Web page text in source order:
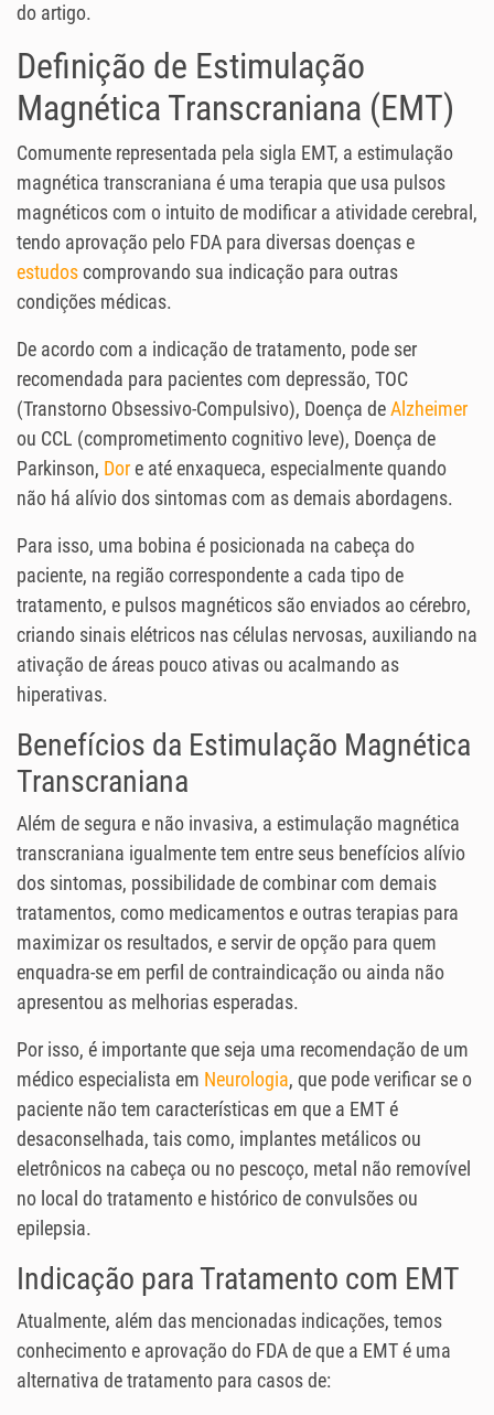
do artigo.
Definição de Estimulação
Magnética Transcraniana (EMT)
Comumente representada pela sigla EMT, a estimulação
magnética transcraniana é uma terapia que usa pulsos
magnéticos com o intuito de modificar a atividade cerebral,
tendo aprovação pelo FDA para diversas doenças e
estudoscomprovando sua indicação para outras
condições médicas.
De acordo com a indicação de tratamento, pode ser
recomendada para pacientes com depressão, TOC
(Transtorno Obsessivo-Compulsivo), Doença deAlzheimer
ou CCL (comprometimento cognitivo leve), Doença de
Parkinson, Dor e até enxaqueca, especialmente quando
não há alívio dos sintomas com as demais abordagens.
Para isso, uma bobina é posicionada na cabeça do
paciente, na região correspondente a cada tipo de
tratamento, e pulsos magnéticos são enviados ao cérebro,
criando sinais elétricos nas células nervosas, auxiliando na
ativação de áreas pouco ativas ou acalmando as
hiperativas.
Benefícios da Estimulação Magnética
Transcraniana
Além de segura e não invasiva, a estimulação magnética
transcraniana igualmente tem entre seus benefícios alívio
dos sintomas, possibilidade de combinar com demais
tratamentos, como medicamentos e outras terapias para
maximizar os resultados, e servir de opção para quem
enquadra-se em perfil de contraindicação ou ainda não
apresentou as melhorias esperadas.
Por isso, é importante que seja uma recomendação de um
médico especialista em Neurologia, que pode verificar se o
paciente não tem características em que a EMT é
desaconselhada, tais como, implantes metálicos ou
eletrônicos na cabeça ou no pescoço, metal não removível
no local do tratamento e histórico de convulsões ou
epilepsia.
Indicação para Tratamento com EMT
Atualmente, além das mencionadas indicações, temos
conhecimento e aprovação do FDA de que a EMT é uma
alternativa de tratamento para casos de: